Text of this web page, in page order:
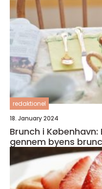
redaktionel
18. January 2024
Brunch i
gennem byens